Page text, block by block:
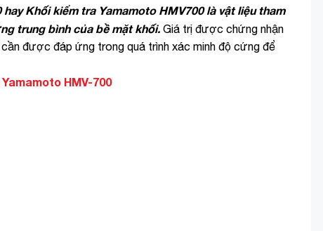
Khối kiểm tra Yamamoto HMV700 là vật liệu tham
trung bình của bề mặt khối. Giá trị được chứng nhận
được đáp ứng trong quá trình xác minh độ cứng để
HMV-700